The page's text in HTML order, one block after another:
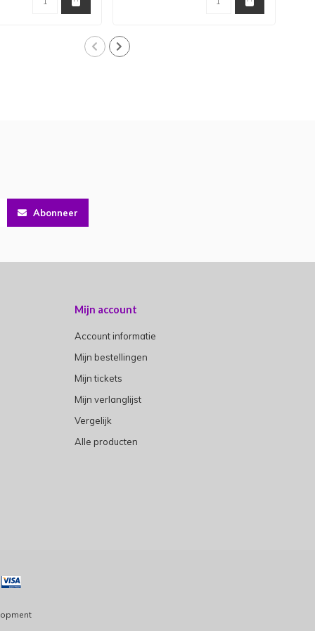
Abonneer
Mijn account
Account informatie
Mijn bestellingen
Mijn tickets
Mijn verlanglijst
Vergelijk
Alle producten